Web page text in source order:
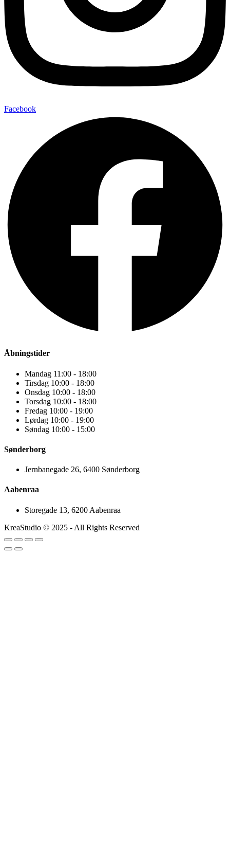
Facebook
Åbningstider
Mandag 11:00 - 18:00
Tirsdag 10:00 - 18:00
Onsdag 10:00 - 18:00
Torsdag 10:00 - 18:00
Fredag 10:00 - 19:00
Lørdag 10:00 - 19:00
Søndag 10:00 - 15:00
Sønderborg
Jernbanegade 26, 6400 Sønderborg
Aabenraa
Storegade 13, 6200 Aabenraa
KreaStudio © 2025 - All Rights Reserved